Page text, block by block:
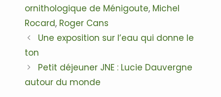
ornithologique de Ménigoute, Michel
Rocard, Roger Cans
Navigation
des
Une exposition sur l’eau qui donne le
ton
Petit déjeuner JNE : Lucie Dauvergne
autour du monde